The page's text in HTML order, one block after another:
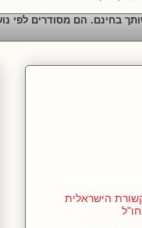
בחינם. הם מסודרים לפי
הישראלית